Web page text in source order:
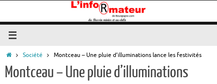
contenu
Accueil
Société Montceau – Une pluie d’illuminations lance les festivités
Montceau – Une pluie d’illuminations